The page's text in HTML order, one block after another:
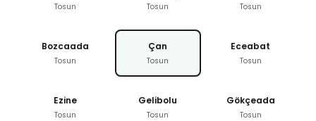
Tosun Tosun Tosun
Bozcaada
Tosun
Çan
Tosun
Eceabat
Tosun
Ezine
Tosun
Gelibolu
Tosun
Gökçeada
Tosun